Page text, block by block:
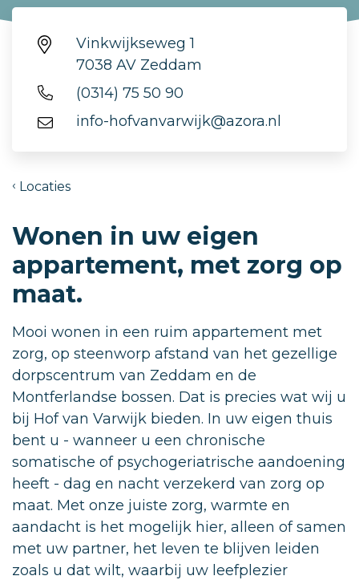
Vinkwijkseweg 1
7038 AV Zeddam
(0314) 75 50 90
info-hofvanvarwijk@azora.nl
Locaties
Wonen in uw eigen
appartement, met zorg op
maat.
Mooi wonen in een ruim appartement met
zorg, op steenworp afstand van het gezellige
dorpscentrum van Zeddam en de
Montferlandse bossen. Dat is precies wat wij u
bij Hof van Varwijk bieden. In uw eigen thuis
bent u - wanneer u een chronische
somatische of psychogeriatrische aandoening
heeft - dag en nacht verzekerd van zorg op
maat. Met onze juiste zorg, warmte en
aandacht is het mogelijk hier, alleen of samen
met uw partner, het leven te blijven leiden
zoals u dat wilt, waarbij uw leefplezier